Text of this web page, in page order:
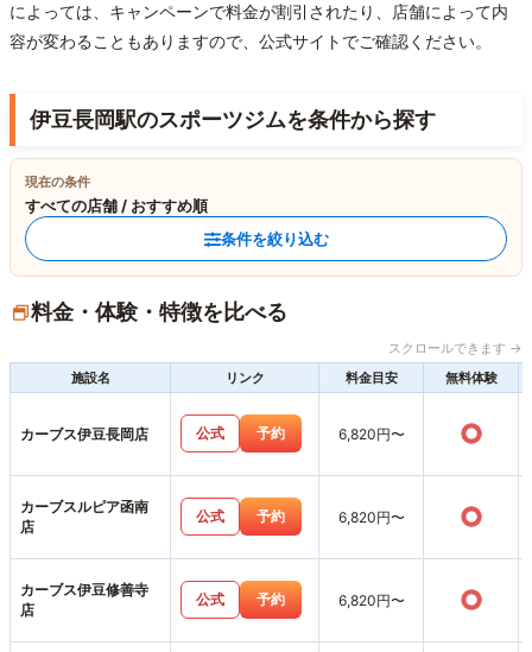
によっては、キャンペーンで料金が割引されたり、店舗によって内
容が変わることもありますので、公式サイトでご確認ください。
伊豆長岡駅のスポーツジムを条件から探す
現在の条件
すべての店舗 / おすすめ順
条件を絞り込む
料金・体験・特徴を比べる
スクロールできます →
施設名
リンク 料金目安 無料体験
カーブス伊豆長岡店 公式 予約 6,820円〜 ○
カーブスルピア函南
店
公式 予約 6,820円〜 ○
カーブス伊豆修善寺
店
公式 予約 6,820円〜 ○